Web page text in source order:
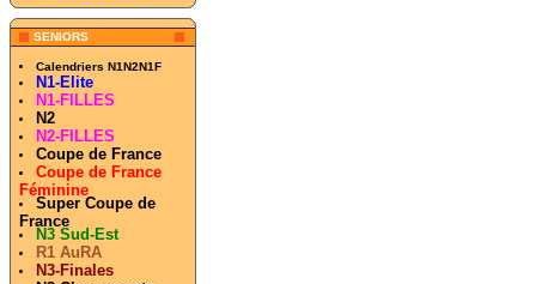
SENIORS
Calendriers N1N2N1F
N1-Elite
N1-FILLES
N2
N2-FILLES
Coupe de France
Coupe de France
Féminine
Super Coupe de
France
N3 Sud-Est
R1 AuRA
N3-Finales